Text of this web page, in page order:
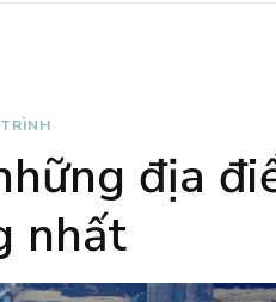
địa
nhất